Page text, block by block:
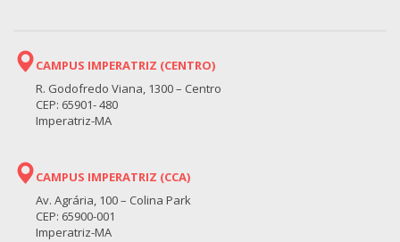
CAMPUS IMPERATRIZ (CENTRO)
R. Godofredo Viana, 1300 – Centro
CEP: 65901- 480
Imperatriz-MA
CAMPUS IMPERATRIZ (CCA)
Av. Agrária, 100 – Colina Park
CEP: 65900-001
Imperatriz-MA